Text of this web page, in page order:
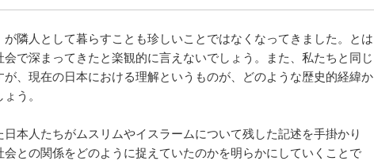
隣人として暮らすことも珍しいことではなくなってきました。とは
で深まってきたと楽観的に言えないでしょう。また、私たちと同じ
、現在の日本における理解というものが、どのような歴史的経緯か
う。
本人たちがムスリムやイスラームについて残した記述を手掛かり
との関係をどのように捉えていたのかを明らかにしていくことで